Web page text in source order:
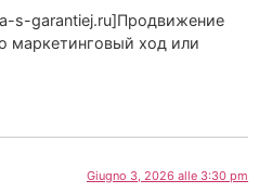
s-garantiej.ru]Продвижение
маркетинговый ход или
Giugno 3, 2026 alle 3:30 pm